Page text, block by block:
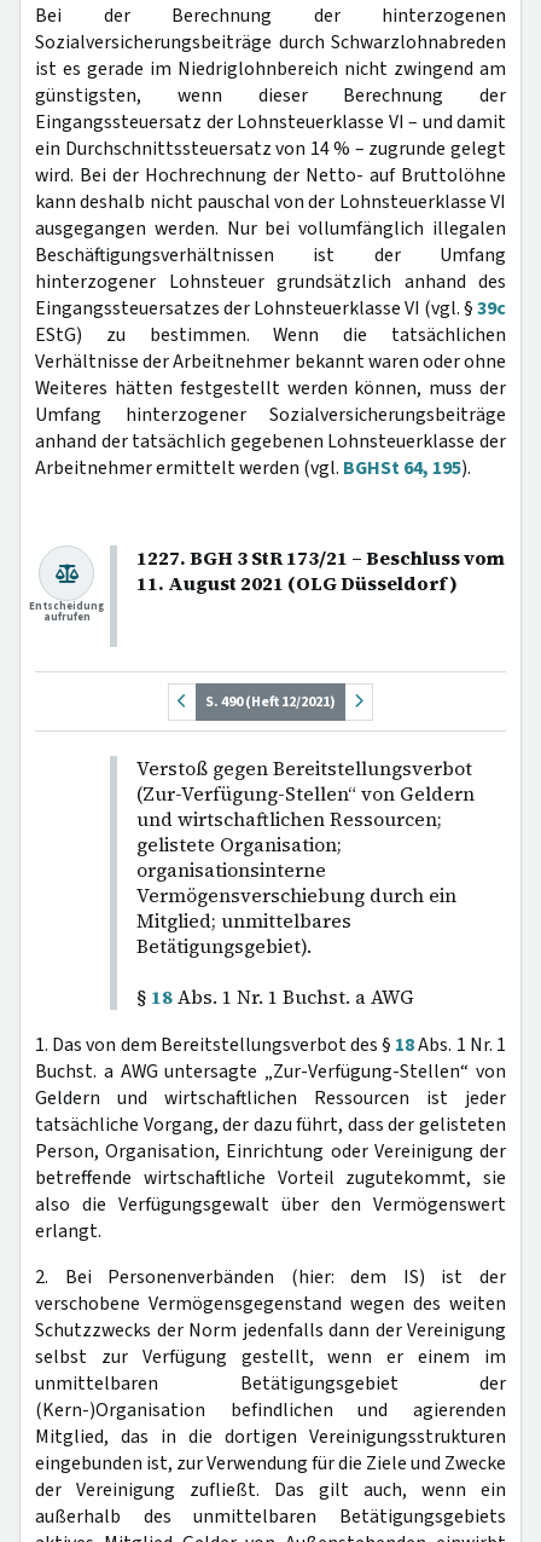
Bei der Berechnung der hinterzogenen
Sozialversicherungsbeiträge durch Schwarzlohnabreden
ist es gerade im Niedriglohnbereich nicht zwingend am
günstigsten, wenn dieser Berechnung der
Eingangssteuersatz der Lohnsteuerklasse VI – und damit
ein Durchschnittssteuersatz von 14 % – zugrunde gelegt
wird. Bei der Hochrechnung der Netto- auf Bruttolöhne
kann deshalb nicht pauschal von der Lohnsteuerklasse VI
ausgegangen werden. Nur bei vollumfänglich illegalen
Beschäftigungsverhältnissen ist der Umfang
hinterzogener Lohnsteuer grundsätzlich anhand des
Eingangssteuersatzes der Lohnsteuerklasse VI (vgl. §39c
EStG) zu bestimmen. Wenn die tatsächlichen
Verhältnisse der Arbeitnehmer bekannt waren oder ohne
Weiteres hätten festgestellt werden können, muss der
Umfang hinterzogener Sozialversicherungsbeiträge
anhand der tatsächlich gegebenen Lohnsteuerklasse der
Arbeitnehmer ermittelt werden (vgl. BGHSt 64, 195).
1227. BGH 3 StR 173/21 – Beschluss vom
11. August 2021 (OLG Düsseldorf)
Entscheidung
aufrufen
S. 490 (Heft 12/2021)
Verstoß gegen Bereitstellungsverbot
(Zur-Verfügung-Stellen“ von Geldern
und wirtschaftlichen Ressourcen;
gelistete Organisation;
organisationsinterne
Vermögensverschiebung durch ein
Mitglied; unmittelbares
Betätigungsgebiet).
§ 18Abs. 1 Nr. 1 Buchst. a AWG
1. Das von dem Bereitstellungsverbot des § 18Abs. 1 Nr. 1
Buchst. a AWG untersagte „Zur-Verfügung-Stellen“ von
Geldern und wirtschaftlichen Ressourcen ist jeder
tatsächliche Vorgang, der dazu führt, dass der gelisteten
Person, Organisation, Einrichtung oder Vereinigung der
betreffende wirtschaftliche Vorteil zugutekommt, sie
also die Verfügungsgewalt über den Vermögenswert
erlangt.
2. Bei Personenverbänden (hier: dem IS) ist der
verschobene Vermögensgegenstand wegen des weiten
Schutzzwecks der Norm jedenfalls dann der Vereinigung
selbst zur Verfügung gestellt, wenn er einem im
unmittelbaren Betätigungsgebiet der
(Kern-)Organisation befindlichen und agierenden
Mitglied, das in die dortigen Vereinigungsstrukturen
eingebunden ist, zur Verwendung für die Ziele und Zwecke
der Vereinigung zufließt. Das gilt auch, wenn ein
außerhalb des unmittelbaren Betätigungsgebiets